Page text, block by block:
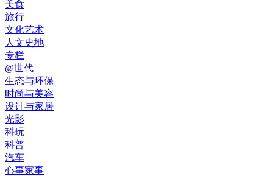
美食
旅行
文化艺术
人文史地
专栏
@世代
生态与环保
时尚与美容
设计与家居
光影
科玩
科普
汽车
心事家事